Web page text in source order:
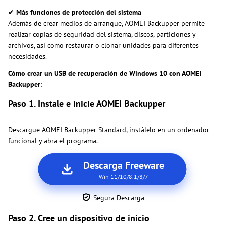
✔ Más funciones de protección del sistema
Además de crear medios de arranque, AOMEI Backupper permite
realizar copias de seguridad del sistema, discos, particiones y
archivos, así como restaurar o clonar unidades para diferentes
necesidades.
Cómo crear un USB de recuperación de Windows 10 con AOMEI
Backupper:
Paso 1. Instale e inicie AOMEI Backupper
Descargue AOMEI Backupper Standard, instálelo en un ordenador
funcional y abra el programa.
Descarga Freeware
Win 11/10/8.1/8/7
Segura Descarga
Paso 2. Cree un dispositivo de inicio